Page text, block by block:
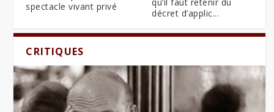
spectacle vivant privé
décret d’applic...
CRITIQUES